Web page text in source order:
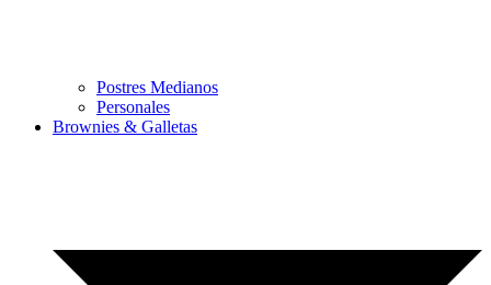
Postres Medianos
Personales
Brownies & Galletas